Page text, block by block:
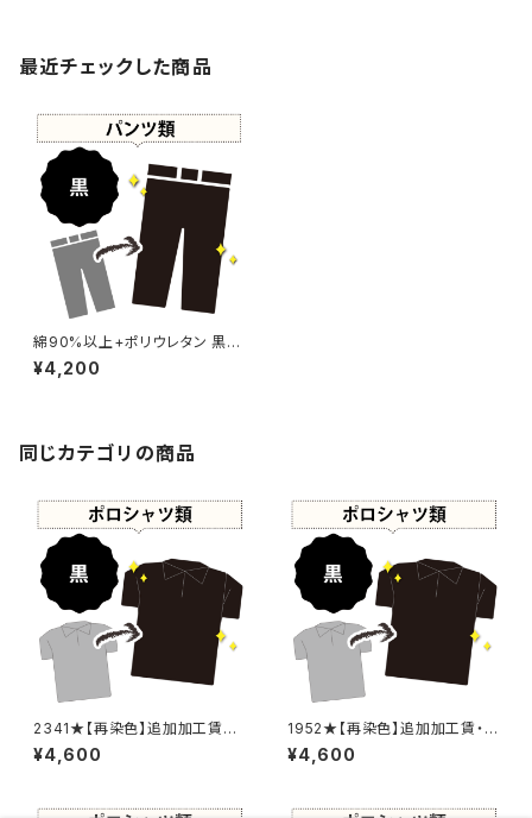
最近チェックした商品
綿90%以上+ポリウレタン 黒染
め パンツ 【元色：黒 - 色あせあ
り】 -染め直し[漆黒 - Black]41
¥4,200
同じカテゴリの商品
2341★【再染色】追加加工賃・
黒染め
¥4,600
1952★【再染色】追加加工賃・
黒染め
¥4,600